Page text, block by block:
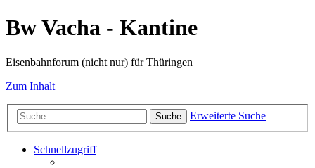
Bw Vacha - Kantine
Eisenbahnforum (nicht nur) für Thüringen
Zum Inhalt
Suche Erweiterte Suche
Schnellzugriff